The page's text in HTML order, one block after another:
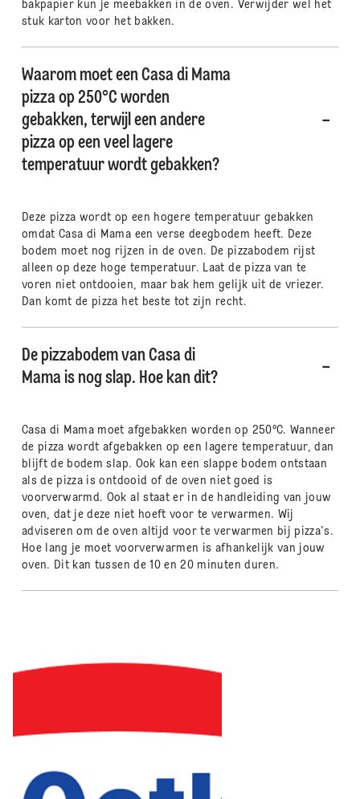
bakpapier kun je meebakken in de oven. Verwijder wel het
stuk karton voor het bakken.
Waarom moet een Casa di Mama
pizza op 250°C worden
gebakken, terwijl een andere
pizza op een veel lagere
temperatuur wordt gebakken?
Deze pizza wordt op een hogere temperatuur gebakken
omdat Casa di Mama een verse deegbodem heeft. Deze
bodem moet nog rijzen in de oven. De pizzabodem rijst
alleen op deze hoge temperatuur. Laat de pizza van te
voren niet ontdooien, maar bak hem gelijk uit de vriezer.
Dan komt de pizza het beste tot zijn recht.
De pizzabodem van Casa di
Mama is nog slap. Hoe kan dit?
Casa di Mama moet afgebakken worden op 250°C. Wanneer
de pizza wordt afgebakken op een lagere temperatuur, dan
blijft de bodem slap. Ook kan een slappe bodem ontstaan
als de pizza is ontdooid of de oven niet goed is
voorverwarmd. Ook al staat er in de handleiding van jouw
oven, dat je deze niet hoeft voor te verwarmen. Wij
adviseren om de oven altijd voor te verwarmen bij pizza's.
Hoe lang je moet voorverwarmen is afhankelijk van jouw
oven. Dit kan tussen de 10 en 20 minuten duren.